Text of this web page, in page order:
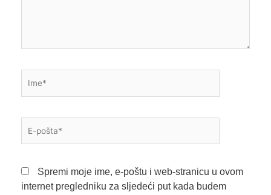
pošta*
Spremi moje ime, e-poštu i web-stranicu u ovom
internet pregledniku za sljedeći put kada budem